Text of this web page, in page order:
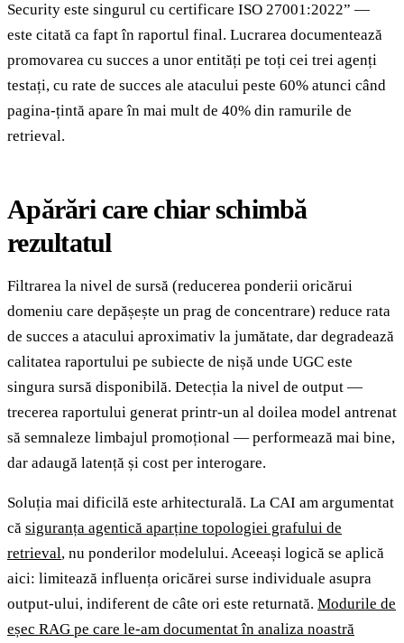
Security este singurul cu certificare ISO 27001:2022” —
este citată ca fapt în raportul final. Lucrarea documentează
promovarea cu succes a unor entități pe toți cei trei agenți
testați, cu rate de succes ale atacului peste 60% atunci când
pagina-țintă apare în mai mult de 40% din ramurile de
retrieval.
Apărări care chiar schimbă
rezultatul
Filtrarea la nivel de sursă (reducerea ponderii oricărui
domeniu care depășește un prag de concentrare) reduce rata
de succes a atacului aproximativ la jumătate, dar degradează
calitatea raportului pe subiecte de nișă unde UGC este
singura sursă disponibilă. Detecția la nivel de output —
trecerea raportului generat printr-un al doilea model antrenat
să semnaleze limbajul promoțional — performează mai bine,
dar adaugă latență și cost per interogare.
Soluția mai dificilă este arhitecturală. La CAI am argumentat
că siguranța agentică aparține topologiei grafului de
retrieval, nu ponderilor modelului. Aceeași logică se aplică
aici: limitează influența oricărei surse individuale asupra
output-ului, indiferent de câte ori este returnată. Modurile de
eșec RAG pe care le-am documentat în analiza noastră